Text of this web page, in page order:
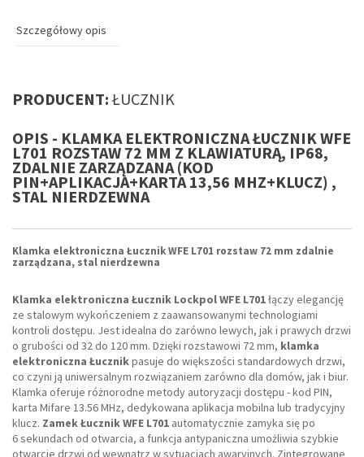
Szczegółowy opis
PRODUCENT: ŁUCZNIK
OPIS - KLAMKA ELEKTRONICZNA ŁUCZNIK WFE
L701 ROZSTAW 72 MM Z KLAWIATURĄ, IP68,
ZDALNIE ZARZĄDZANA (KOD
PIN+APLIKACJA+KARTA 13,56 MHZ+KLUCZ) ,
STAL NIERDZEWNA
Klamka elektroniczna Łucznik WFE L701 rozstaw 72 mm zdalnie
zarządzana, stal nierdzewna
Klamka elektroniczna Łucznik Lockpol WFE L701łączy elegancję
ze stalowym wykończeniem z zaawansowanymi technologiami
kontroli dostępu. Jest idealna do zarówno lewych, jak i prawych drzwi
o grubości od 32 do 120 mm. Dzięki rozstawowi 72 mm, klamka
elektroniczna Łucznikpasuje do większości standardowych drzwi,
co czyni ją uniwersalnym rozwiązaniem zarówno dla domów, jak i biur.
Klamka oferuje różnorodne metody autoryzacji dostępu - kod PIN,
karta Mifare 13.56 MHz, dedykowana aplikacja mobilna lub tradycyjny
klucz. Zamek Łucznik WFE L701 automatycznie zamyka się po
6 sekundach od otwarcia, a funkcja antypaniczna umożliwia szybkie
otwarcie drzwi od wewnątrz w sytuacjach awaryjnych. Zintegrowane